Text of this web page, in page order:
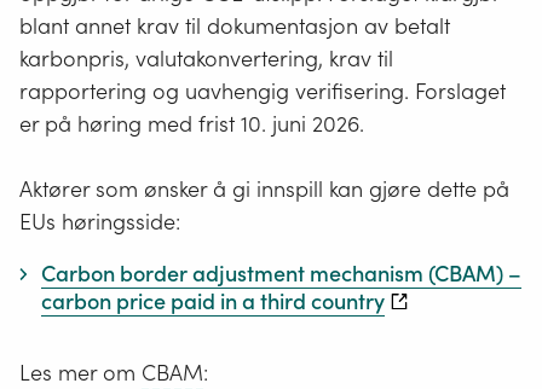
blant annet krav til dokumentasjon av betalt
karbonpris, valutakonvertering, krav til
rapportering og uavhengig verifisering. Forslaget
er på høring med frist 10. juni 2026.
Aktører som ønsker å gi innspill kan gjøre dette på
EUs høringsside:
Carbon border adjustment mechanism (CBAM) –
carbon price paid in a third country
Les mer om CBAMRegelverk
: